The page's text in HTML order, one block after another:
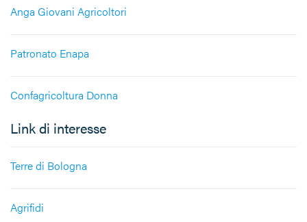
Anga Giovani Agricoltori
Patronato Enapa
Confagricoltura Donna
Link di interesse
Terre di Bologna
Agrifidi